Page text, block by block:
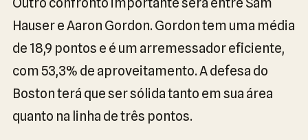
Hauser e Aaron Gordon. Gordon tem uma média
de 18,9 pontos e é um arremessador eficiente,
com 53,3% de aproveitamento. A defesa do
Boston terá que ser sólida tanto em sua área
quanto na linha de três pontos.